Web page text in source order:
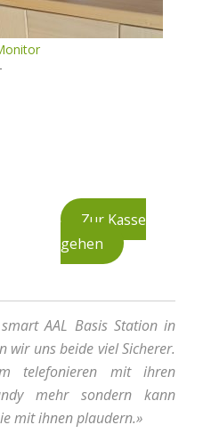
Zur Kasse
gehen
AAL Basis Station in
uns beide viel Sicherer.
telefonieren mit ihren
mehr sondern kann
mit ihnen plaudern.»